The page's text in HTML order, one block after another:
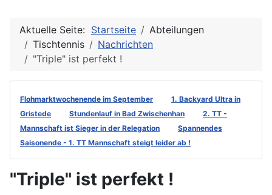
Aktuelle Seite: Startseite
Abteilungen
Tischtennis
Nachrichten
"Triple" ist perfekt !
Flohmarktwochenende im September
1. Backyard Ultra in
Gristede
Stundenlauf in Bad Zwischenhan
2. TT -
Mannschaft ist Sieger in der Relegation
Spannendes
Saisonende - 1. TT Mannschaft steigt leider ab !
"Triple" ist perfekt !